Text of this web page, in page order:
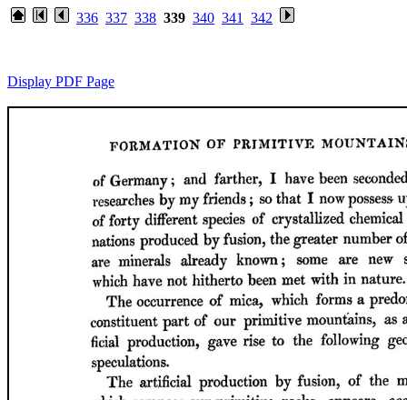
336 337 338 339 340 341 342
Display PDF Page